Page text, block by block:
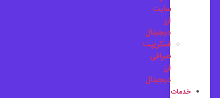
سایت
ارز
دیجیتال
اسکریپت
صرافی
ارز
دیجیتال
خدمات